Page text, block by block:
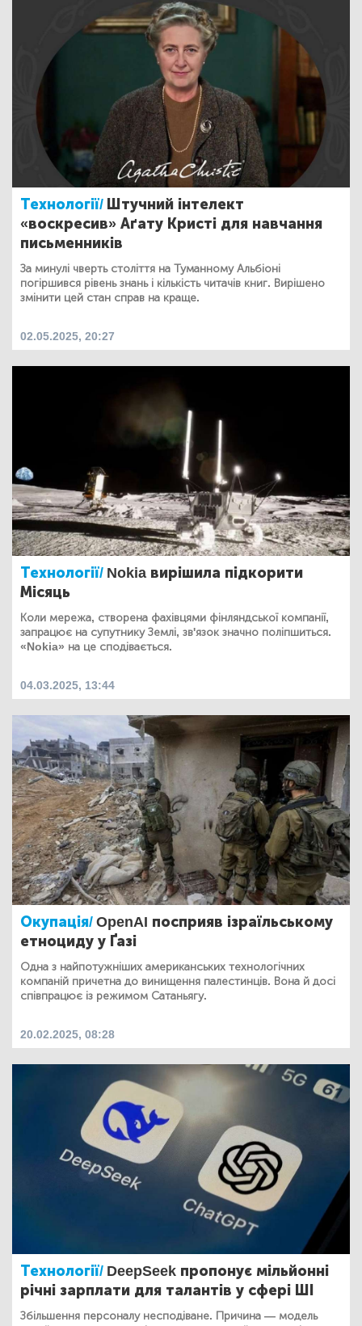
Технології/ Штучний інтелект
«воскресив» Аґату Кристі для навчання
письменників
За минулі чверть століття на Туманному Альбіоні
погіршився рівень знань і кількість читачів книг. Вирішено
змінити цей стан справ на краще.
02.05.2025, 20:27
Технології/ Nokia вирішила підкорити
Місяць
Коли мережа, створена фахівцями фінляндської компанії,
запрацює на супутнику Землі, зв'язок значно поліпшиться.
«Nokia» на це сподівається.
04.03.2025, 13:44
Окупація/OpenAI посприяв ізраїльському
етноциду у Ґазі
Одна з найпотужніших американських технологічних
компаній причетна до винищення палестинців. Вона й досі
співпрацює із режимом Сатаньягу.
20.02.2025, 08:28
Технології/ DeepSeek пропонує мільйонні
річні зарплати для талантів у сфері ШІ
Збільшення персоналу несподіване. Причина — модель